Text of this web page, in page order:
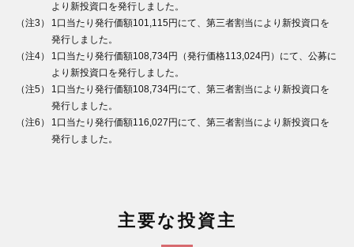
より新投資口を発行しました。
（注3）
1口当たり発行価額101,115円にて、第三者割当により新投資口を
発行しました。
（注4）
1口当たり発行価額108,734円（発行価格113,024円）にて、公募に
より新投資口を発行しました。
（注5）
1口当たり発行価額108,734円にて、第三者割当により新投資口を
発行しました。
（注6）
1口当たり発行価額116,027円にて、第三者割当により新投資口を
発行しました。
主要な投資主